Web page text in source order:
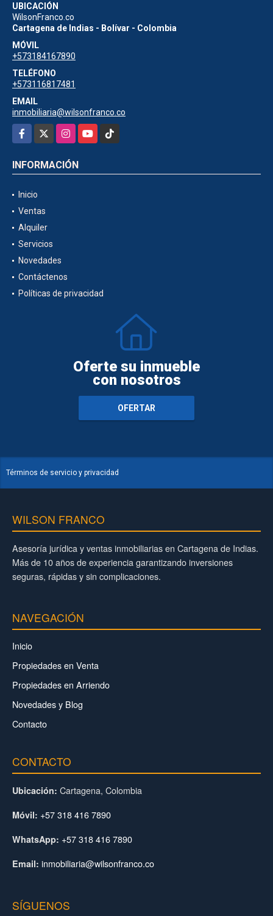
UBICACIÓN
WilsonFranco.co
Cartagena de Indias - Bolívar - Colombia
MÓVIL
+573184167890
TELÉFONO
+573116817481
EMAIL
inmobiliaria@wilsonfranco.co
Facebook
InstagramYouTubeTikTok
INFORMACIÓN
Inicio
Ventas
Alquiler
Servicios
Novedades
Contáctenos
Políticas de privacidad
Oferte su inmueble
con nosotros
OFERTAR
Términos de servicio y privacidad
WILSON FRANCO
Asesoría jurídica y ventas inmobiliarias en Cartagena de Indias.
Más de 10 años de experiencia garantizando inversiones
seguras, rápidas y sin complicaciones.
NAVEGACIÓN
Inicio
Propiedades en Venta
Propiedades en Arriendo
Novedades y Blog
Contacto
CONTACTO
Ubicación: Cartagena, Colombia
Móvil: +57 318 416 7890
WhatsApp: +57 318 416 7890
Email: inmobiliaria@wilsonfranco.co
SÍGUENOS